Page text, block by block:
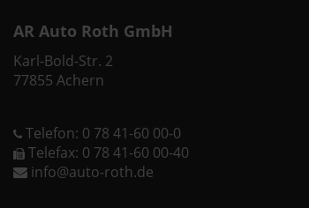
AR Auto Roth GmbH
Karl-Bold-Str. 2
77855 Achern
Telefon: 0 78 41-60 00-0
Telefax: 0 78 41-60 00-40
info@auto-roth.de